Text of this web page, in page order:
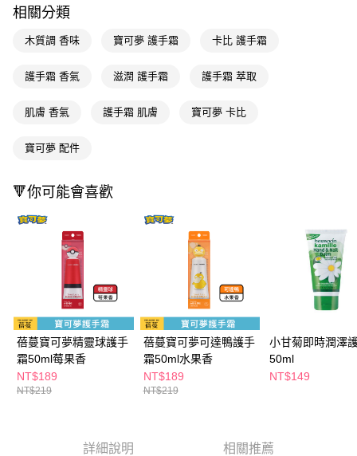
【「AFTEE先享後付」結帳流程】
結帳頁面，進行簡訊認證並確認金額後，即可完成結帳。
ATM／網路銀行／等多元方式進行付款，方視為交易完成。
購買商品的店家。未經商家同意取消之訂單仍視為有效，需透過AFTEE先享
是否繳費成功／繳費後需取消欲退款等相關疑問，請聯繫「AFTEE先享後付
【注意事項】
易，需依本服務之必要範圍內提供個人資料，並將交易相關給付款項請求債
權轉讓予恩沛科技股份有限公司。
２．關於個人資料處理事宜，請瀏覽以下網址：
https://aftee.tw/terms/#terms3
３．未成年的使用者請事先徵得法定代理人或監護人之同意方可使用
「AFTEE先享後付」，若未經同意申辦者引起之損失，本公司不負相關責
４．使用「AFTEE先享後付」時，將依據個別帳號之用戶狀況，依本公司即
時審查核予不同之上限額度；若仍有額度不足之情形，本公司將視審查結果
請求用戶進行身份認證。
５．嚴禁一人註冊多個帳號或使用他人資訊註冊。若發現惡意使用之情形，
恩沛科技股份有限公司將有權停止該用戶之使用額度並採取法律行動。
每筆NT$65，滿NT$390(含以上)免運費
付款後全家取貨
每筆NT$65，滿NT$490(含以上)免運費
7-11取貨付款
付款後7-11取貨
每筆NT$65，滿NT$490(含以上)免運費
宅配(本島)
每筆NT$100，滿NT$790(含以上)免運費
付款後寶雅門市自取(由倉庫統一出貨)
每筆NT$80，滿NT$290(含以上)免運費
相關分類
木質調 香味 寶可夢 護手霜 卡比 護手霜
護手霜 香氣 滋潤 護手霜 護手霜 萃取
肌膚 香氣 護手霜 肌膚 寶可夢 卡比
寶可夢 配件
🔻你可能會喜歡
蓓蔓寶可夢精靈球護手
霜50ml莓果香
NT$189
NT$219
蓓蔓寶可夢可達鴨護手
霜50ml水果香
NT$189
NT$219
小甘菊即時潤澤
50ml
NT$149
詳細說明 相關推薦